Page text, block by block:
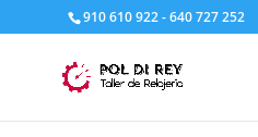
910 610 922 - 640 727 252